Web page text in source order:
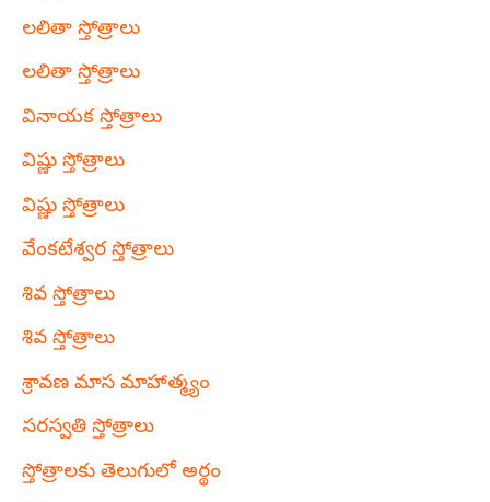
లలితా స్తోత్రాలు
లలితా స్తోత్రాలు
వినాయక స్తోత్రాలు
విష్ణు స్తోత్రాలు
విష్ణు స్తోత్రాలు
వేంకటేశ్వర స్తోత్రాలు
శివ స్తోత్రాలు
శివ స్తోత్రాలు
శ్రావణ మాస మాహాత్మ్యం
సరస్వతి స్తోత్రాలు
స్తోత్రాలకు తెలుగులో అర్థం